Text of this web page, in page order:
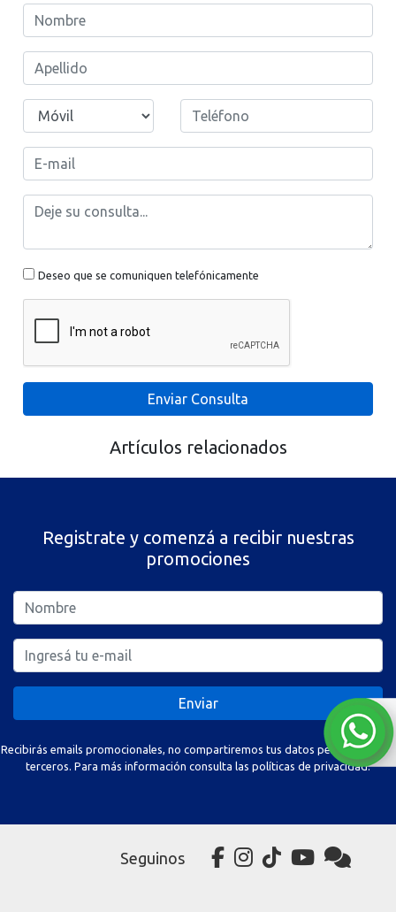
Deseo que se comuniquen telefónicamente
Enviar Consulta
Artículos relacionados
Registrate y comenzá a recibir nuestras
promociones
Enviar
Recibirás emails promocionales, no compartiremos tus datos personales con
terceros. Para más información consulta las políticas de privacidad.
Seguinos